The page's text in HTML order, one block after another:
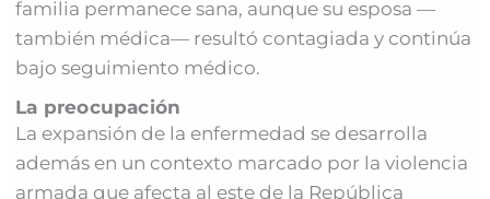
familia permanece sana, aunque su esposa —
también médica— resultó contagiada y continúa
bajo seguimiento médico.
La preocupación
La expansión de la enfermedad se desarrolla
además en un contexto marcado por la violencia
armada que afecta al este de la República